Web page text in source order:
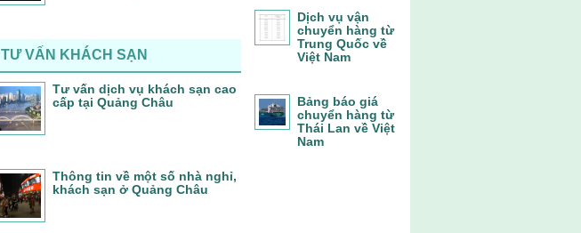
TƯ VẤN KHÁCH SẠN
Tư vấn dịch vụ khách sạn cao
cấp tại Quảng Châu
Thông tin về một số nhà nghỉ,
khách sạn ở Quảng Châu
Dịch vụ vận
chuyển hàng từ
Trung Quốc về
Việt Nam
Bảng báo giá
chuyển hàng từ
Thái Lan về Việt
Nam